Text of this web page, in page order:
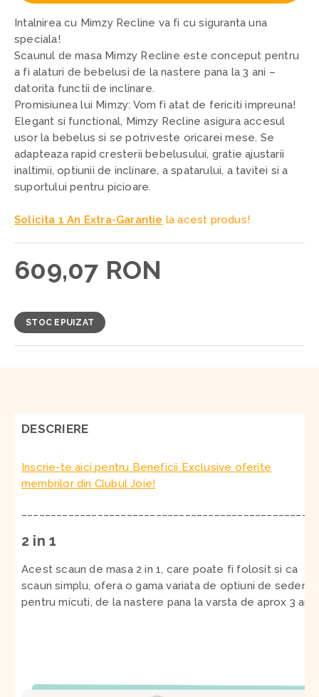
Intalnirea cu Mimzy Recline va fi cu siguranta una
speciala!
Scaunul de masa Mimzy Recline este conceput pentru
a fi alaturi de bebelusi de la nastere pana la 3 ani –
datorita functii de inclinare.
Promisiunea lui Mimzy: Vom fi atat de fericiti impreuna!
Elegant si functional, Mimzy Recline asigura accesul
usor la bebelus si se potriveste oricarei mese. Se
adapteaza rapid cresterii bebelusului, gratie ajustarii
inaltimii, optiunii de inclinare, a spatarului, a tavitei si a
suportului pentru picioare.
Solicita 1 An Extra-Garantie la acest produs!
609,07 RON
STOC EPUIZAT
DESCRIERE
Inscrie-te aici pentru Beneficii Exclusive oferite
membrilor din Clubul Joie!
2 in 1
Acest scaun de masa 2 in 1, care poate fi folosit si ca
scaun simplu, ofera o gama variata de optiuni de sedere
pentru micuti, de la nastere pana la varsta de aprox 3 ani